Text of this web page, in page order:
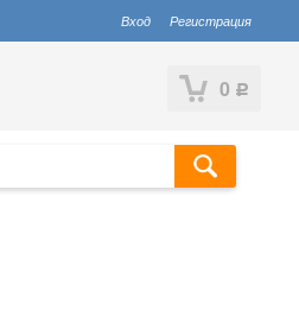
Вход Регистрация
0 Р